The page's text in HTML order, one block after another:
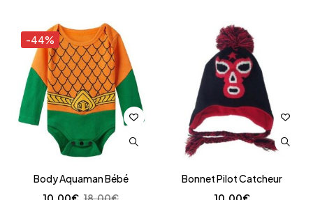
-44%
Body Aquaman Bébé
Bonnet Pilot Catcheur